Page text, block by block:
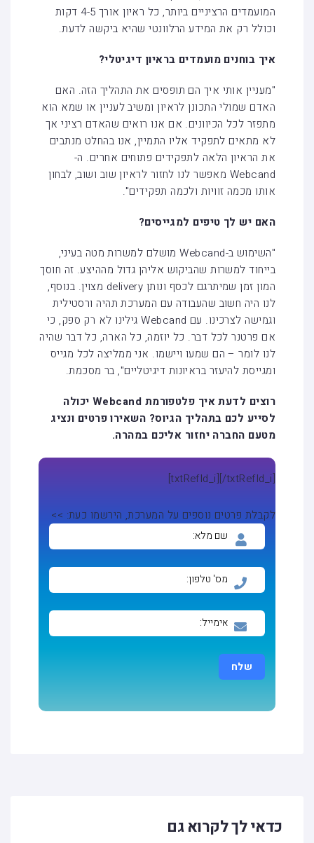
המועמדים הרציניים ביותר, כל ראיון אורך 4-5 דקות
וכולל רק את המידע הרלוונטי שהיא ביקשה לדעת.
איך בוחנים מועמדים בראיון דיגיטלי?
"מעניין אותי איך הם תופסים את התהליך הזה. האם
האדם שמולי התכונן לראיון ומשיב לעניין או שמא הוא
מתפזר לכל הכיוונים. אם אנו רואים שהאדם רציני אך
לא מתאים לתפקיד אליו התמיין, אנו בהחלט מנתבים
את הראיון הלאה לתפקידים פתוחים אחרים. ה-
Webcand מאפשר לנו לחזור לראיון שוב ושוב, לבחון
אותו מכמה זוויות ולכמה תפקידים".
האם יש לך טיפים למגייסים?
"השימוש ב-Webcand מושלם למשרות מטה בעיני,
בייחוד למשרות שהביקוש אליהן גדול מההיצע. זה חוסך
המון זמן שמיתרגם לכסף ונותן delivery מצוין. בנוסף,
לנו היה חשוב שהעבודה עם המערכת תהיה ורסטילית
וגמישה לצרכינו. עם Webcand גילינו לא רק ספק, כי
אם פרטנר לכל דבר. כל יוזמה, כל הארה, כל דבר שהיה
לנו לומר – הם שמעו ויישמו. אני ממליצה לכל מגייס
ומגייסת להיעזר בראיונות דיגיטליים", בר מסכמת.
רוצים לדעת איך פלטפורמת Webcandיכולה
לסייע לכם בתהליך הגיוס? השאירו פרטים ונציג
מטעם החברה יחזור אליכם במהרה.
[txtRefId_i][/txtRefId_i]
לקבלת פרטים נוספים על המערכת, הירשמו כעת: >>
כדאי לך לקרוא גם